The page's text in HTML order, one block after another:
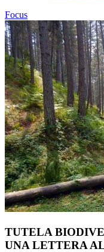
Focus
TUTELA
UNA LETTERA